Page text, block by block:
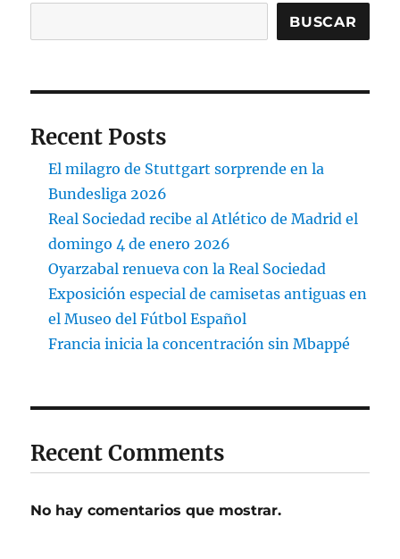
BUSCAR
Recent Posts
El milagro de Stuttgart sorprende en la
Bundesliga 2026
Real Sociedad recibe al Atlético de Madrid el
domingo 4 de enero 2026
Oyarzabal renueva con la Real Sociedad
Exposición especial de camisetas antiguas en
el Museo del Fútbol Español
Francia inicia la concentración sin Mbappé
Recent Comments
No hay comentarios que mostrar.